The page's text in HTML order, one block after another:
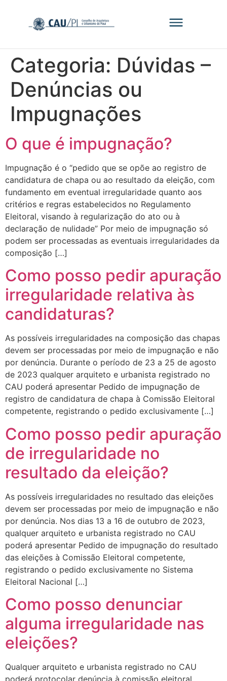
Categoria: Dúvidas –
Denúncias ou
Impugnações
O que é impugnação?
Impugnação é o “pedido que se opõe ao registro de
candidatura de chapa ou ao resultado da eleição, com
fundamento em eventual irregularidade quanto aos
critérios e regras estabelecidos no Regulamento
Eleitoral, visando à regularização do ato ou à
declaração de nulidade” Por meio de impugnação só
podem ser processadas as eventuais irregularidades da
composição […]
Como posso pedir apuração
irregularidade relativa às
candidaturas?
As possíveis irregularidades na composição das chapas
devem ser processadas por meio de impugnação e não
por denúncia. Durante o período de 23 a 25 de agosto
de 2023 qualquer arquiteto e urbanista registrado no
CAU poderá apresentar Pedido de impugnação de
registro de candidatura de chapa à Comissão Eleitoral
competente, registrando o pedido exclusivamente […]
Como posso pedir apuração
de irregularidade no
resultado da eleição?
As possíveis irregularidades no resultado das eleições
devem ser processadas por meio de impugnação e não
por denúncia. Nos dias 13 a 16 de outubro de 2023,
qualquer arquiteto e urbanista registrado no CAU
poderá apresentar Pedido de impugnação do resultado
das eleições à Comissão Eleitoral competente,
registrando o pedido exclusivamente no Sistema
Eleitoral Nacional […]
Como posso denunciar
alguma irregularidade nas
eleições?
Qualquer arquiteto e urbanista registrado no CAU